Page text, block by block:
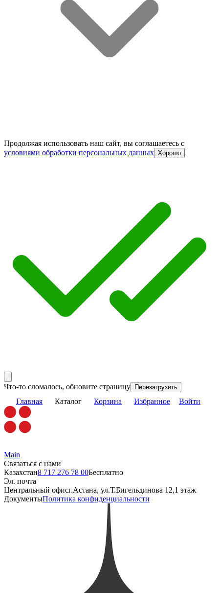
Продолжая использовать наш сайт, вы соглашаетесь c
условиями обработки персональных данных Хорошо
Что-то сломалось, обновите страницу Перезагрузить
Главная Каталог Корзина Избранное Войти
Main
Связаться с нами
Казахстан8 717 276 78 00Бесплатно
Эл. почта
Центральный офисг.Астана, ул.Т.Бигельдинова 12,1 этаж
ДокументыПолитика конфиденциальности